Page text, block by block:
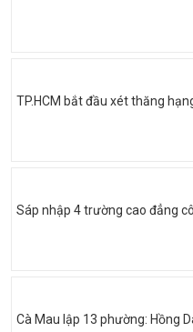
TP.HCM bắt đầu xét thăng
Sáp nhập 4 trường cao đẳng
Cà Mau lập 13 phường: Hồng